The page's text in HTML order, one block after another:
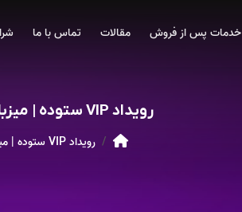
خدمات پس از فروش مقالات تماس با ما
رویداد VIP ستوده | میزبانی از تسلا در ایران
رویداد VIP ستوده | میزبانی از تسلا در ایران